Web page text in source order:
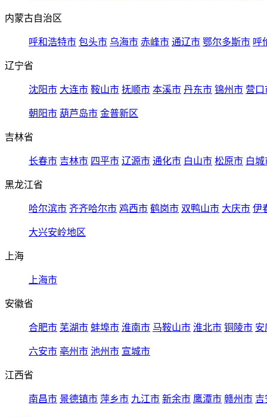
内蒙古自治区
呼和浩特市 包头市 乌海市 赤峰市 通辽市 鄂尔多斯市 呼
辽宁省
沈阳市 大连市 鞍山市 抚顺市 本溪市 丹东市 锦州市 营口
朝阳市 葫芦岛市 金普新区
吉林省
长春市 吉林市 四平市 辽源市 通化市 白山市 松原市 白城
黑龙江省
哈尔滨市 齐齐哈尔市 鸡西市 鹤岗市 双鸭山市 大庆市 伊
大兴安岭地区
上海
上海市
安徽省
合肥市 芜湖市 蚌埠市 淮南市 马鞍山市 淮北市 铜陵市 安
六安市 亳州市 池州市 宣城市
江西省
南昌市 景德镇市 萍乡市 九江市 新余市 鹰潭市 赣州市 吉